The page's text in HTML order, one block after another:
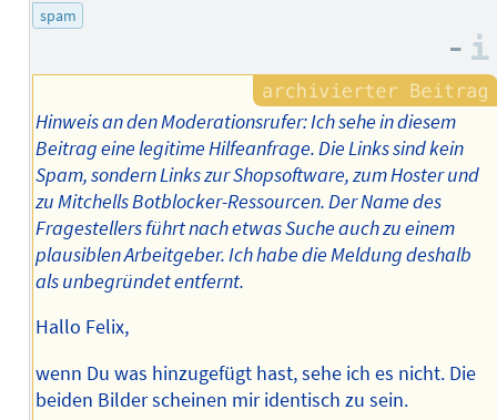
spam
–
Hinweis an den Moderationsrufer: Ich sehe in diesem
Beitrag eine legitime Hilfeanfrage. Die Links sind kein
Spam, sondern Links zur Shopsoftware, zum Hoster und
zu Mitchells Botblocker-Ressourcen. Der Name des
Fragestellers führt nach etwas Suche auch zu einem
plausiblen Arbeitgeber. Ich habe die Meldung deshalb
als unbegründet entfernt.
Hallo Felix,
wenn Du was hinzugefügt hast, sehe ich es nicht. Die
beiden Bilder scheinen mir identisch zu sein.